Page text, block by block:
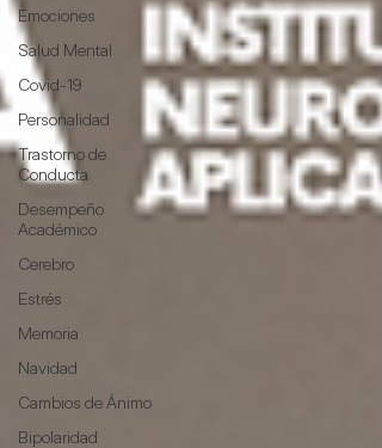
Emociones
Salud Mental
Covid-19
Personalidad
Trastorno de
Conducta
Desempeño
Académico
Cerebro
Estrés
Memoria
Navidad
Cambios de Ánimo
Bipolaridad